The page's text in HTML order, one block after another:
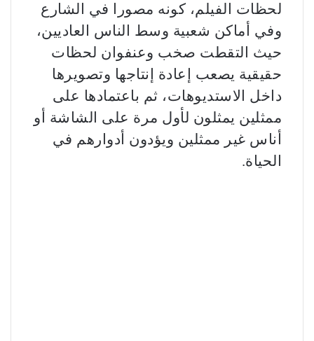
لحظات الفيلم، كونه مصورا في الشارع
وفي أماكن شعبية وسط الناس العاديين،
حيث التقطت صخب وعنفوان لحظات
حقيقية يصعب إعادة إنتاجها وتصويرها
داخل الاستديوهات، ثم باعتمادها على
ممثلين يمثلون لأول مرة على الشاشة أو
أناس غير ممثلين ويؤدون أدوارهم في
الحياة.